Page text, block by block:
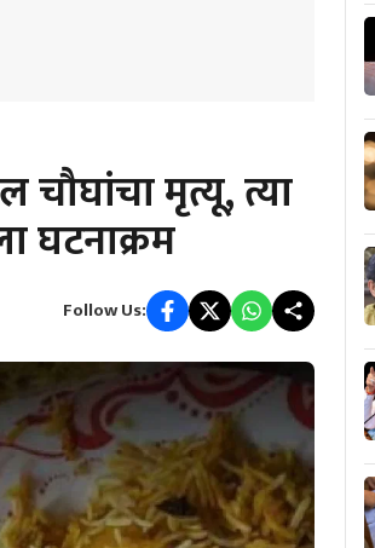
मृत्यू, त्या
घटनाक्रम
Follow Us: